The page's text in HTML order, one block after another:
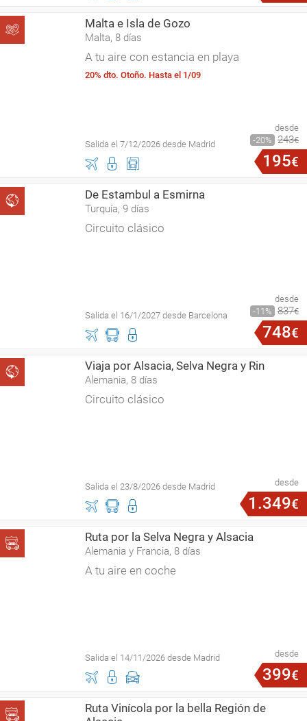
Malta e Isla de Gozo
Malta, 8 días
A tu aire con estancia en playa
20% dto. Otoño. Hasta el 1/09
Salida el 7/12/2026 desde Madrid
desde
20
243€
195€
De Estambul a Esmirna
Turquía, 9 días
Circuito clásico
Salida el 16/1/2027 desde Barcelona
desde
11
837€
748€
Viaja por Alsacia, Selva Negra y Rin
Alemania, 8 días
Circuito clásico
Salida el 23/8/2026 desde Madrid desde
1 .349€
Ruta por la Selva Negra y Alsacia
Alemania y Francia, 8 días
A tu aire en coche
Salida el 14/11/2026 desde Madrid desde
399€
Ruta Vinícola por la bella Región de